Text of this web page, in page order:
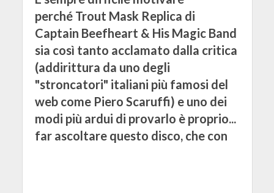
perché Trout Mask Replica di
Captain Beefheart & His Magic Band
sia così tanto acclamato dalla critica
(addirittura da uno degli
"stroncatori" italiani più famosi del
web come Piero Scaruffi) e uno dei
modi più ardui di provarlo è proprio...
far ascoltare questo disco, che con